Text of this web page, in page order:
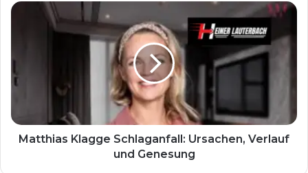
Matthias Klagge Schlaganfall: Ursachen, Verlauf
und Genesung